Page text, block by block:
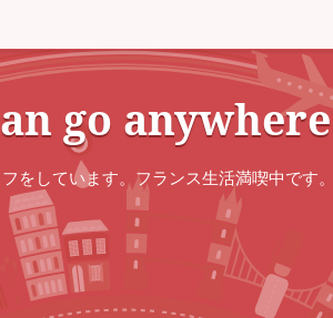
go anywhere
をしています。フランス生活満喫中です